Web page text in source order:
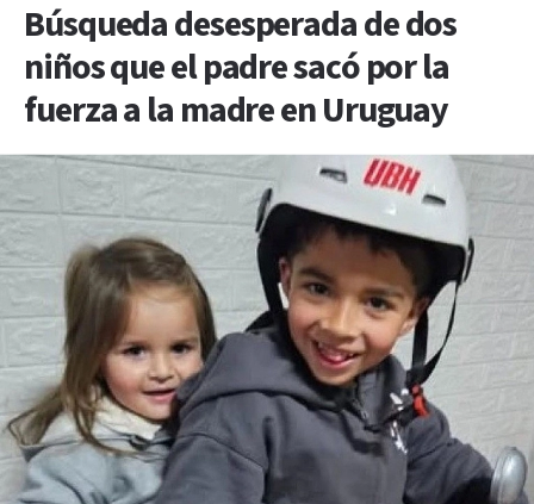
Búsqueda desesperada de dos
niños que el padre sacó por la
fuerza a la madre en Uruguay